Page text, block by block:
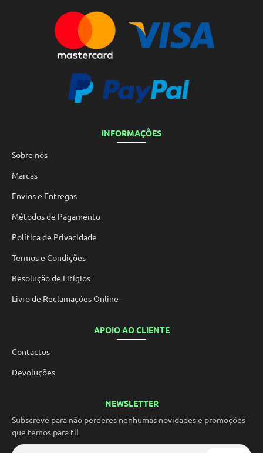
INFORMAÇÕES
Sobre nós
Marcas
Envios e Entregas
Métodos de Pagamento
Política de Privacidade
Termos e Condições
Resolução de Litígios
Livro de Reclamações Online
APOIO AO CLIENTE
Contactos
Devoluções
NEWSLETTER
Subscreve para não perderes nenhumas novidades e promoções
que temos para ti!